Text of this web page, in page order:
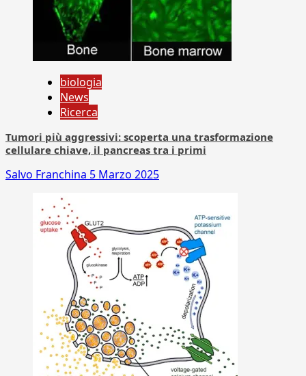
biologia
News
Ricerca
Tumori più aggressivi: scoperta una trasformazione
cellulare chiave, il pancreas tra i primi
Salvo Franchina 5 Marzo 2025